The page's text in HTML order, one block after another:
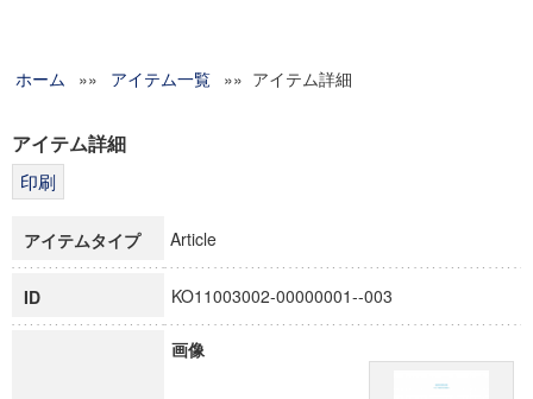
グローバルリサーチインスティテュート
科学研究費補助金研究成果報告書
博士課程教育リーディングプログラム「超成熟社会発展のサ
ホーム »» アイテム一覧 »» アイテム詳細
アイテム詳細
アイテムタイプ Article
ID KO11003002-00000001--003
画像